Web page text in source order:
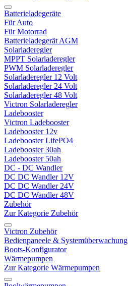
Batterieladegeräte
Für Auto
Für Motorrad
Batterieladegerät AGM
Solarladeregler
MPPT Solarladeregler
PWM Solarladeregler
Solarladeregler 12 Volt
Solarladeregler 24 Volt
Solarladeregler 48 Volt
Victron Solarladeregler
Ladebooster
Victron Ladebooster
Ladebooster 12v
Ladebooster LifePO4
Ladebooster 30ah
Ladebooster 50ah
DC - DC Wandler
DC DC Wandler 12V
DC DC Wandler 24V
DC DC Wandler 48V
Zubehör
Zur Kategorie Zubehör
Victron Zubehör
Bedienpaneele & Systemüberwachung
Boots-Konfigurator
Wärmepumpen
Zur Kategorie Wärmepumpen